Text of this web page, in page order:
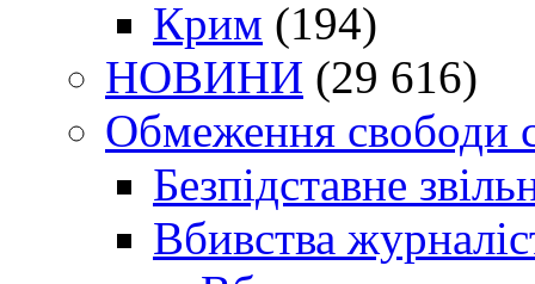
Крим (194)
НОВИНИ (29 616)
Обмеження свободи
Безпідставне
Вбивства